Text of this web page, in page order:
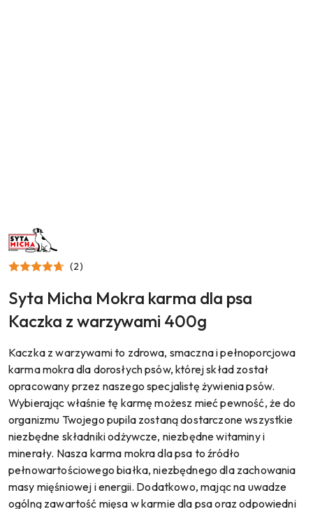
NAZWA
PRODUCENTA:
SYTA
MICHA (2)
Syta Micha Mokra karma dla psa
Kaczka z warzywami 400g
Kaczka z warzywami to zdrowa, smaczna i pełnoporcjowa
karma mokra dla dorosłych psów, której skład został
opracowany przez naszego specjalistę żywienia psów.
Wybierając właśnie tę karmę możesz mieć pewność, że do
organizmu Twojego pupila zostaną dostarczone wszystkie
niezbędne składniki odżywcze, niezbędne witaminy i
minerały. Nasza karma mokra dla psa to źródło
pełnowartościowego białka, niezbędnego dla zachowania
masy mięśniowej i energii. Dodatkowo, mając na uwadze
ogólną zawartość mięsa w karmie dla psa oraz odpowiedni